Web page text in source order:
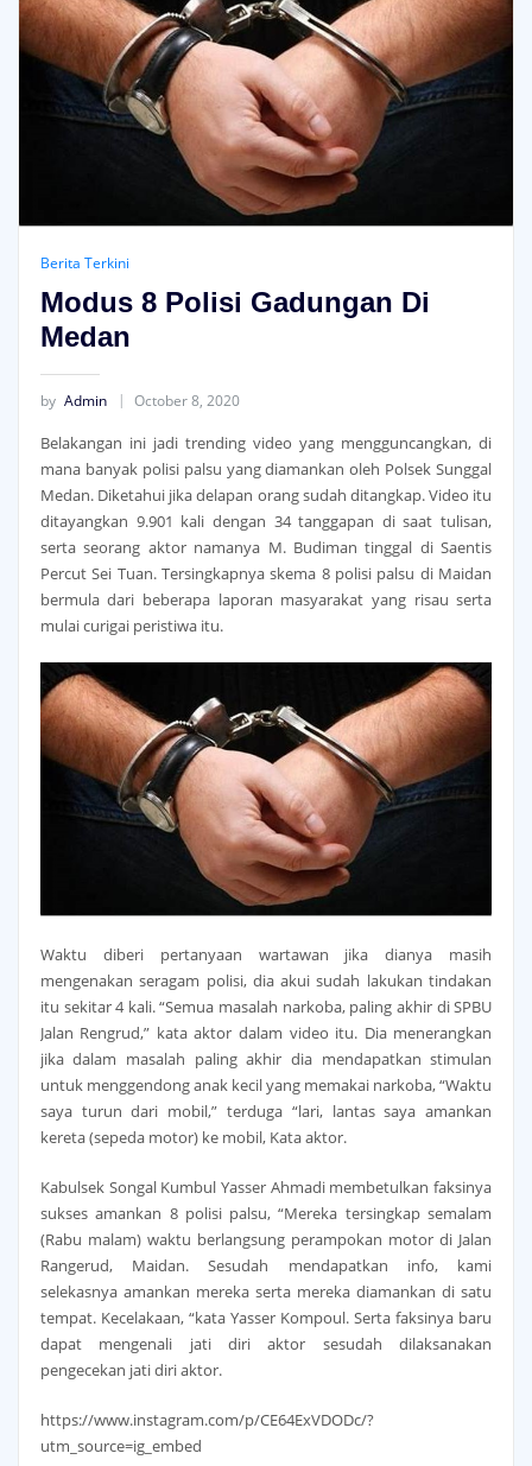
Berita Terkini
Modus 8 Polisi Gadungan Di
Medan
by Admin October 8, 2020
Belakangan ini jadi trending video yang mengguncangkan, di
mana banyak polisi palsu yang diamankan oleh Polsek Sunggal
Medan. Diketahui jika delapan orang sudah ditangkap. Video itu
ditayangkan 9.901 kali dengan 34 tanggapan di saat tulisan,
serta seorang aktor namanya M. Budiman tinggal di Saentis
Percut Sei Tuan. Tersingkapnya skema 8 polisi palsu di Maidan
bermula dari beberapa laporan masyarakat yang risau serta
mulai curigai peristiwa itu.
Waktu diberi pertanyaan wartawan jika dianya masih
mengenakan seragam polisi, dia akui sudah lakukan tindakan
itu sekitar 4 kali. “Semua masalah narkoba, paling akhir di SPBU
Jalan Rengrud,” kata aktor dalam video itu. Dia menerangkan
jika dalam masalah paling akhir dia mendapatkan stimulan
untuk menggendong anak kecil yang memakai narkoba, “Waktu
saya turun dari mobil,” terduga “lari, lantas saya amankan
kereta (sepeda motor) ke mobil, Kata aktor.
Kabulsek Songal Kumbul Yasser Ahmadi membetulkan faksinya
sukses amankan 8 polisi palsu, “Mereka tersingkap semalam
(Rabu malam) waktu berlangsung perampokan motor di Jalan
Rangerud, Maidan. Sesudah mendapatkan info, kami
selekasnya amankan mereka serta mereka diamankan di satu
tempat. Kecelakaan, “kata Yasser Kompoul. Serta faksinya baru
dapat mengenali jati diri aktor sesudah dilaksanakan
pengecekan jati diri aktor.
https://www.instagram.com/p/CE64ExVDODc/?
utm_source=ig_embed